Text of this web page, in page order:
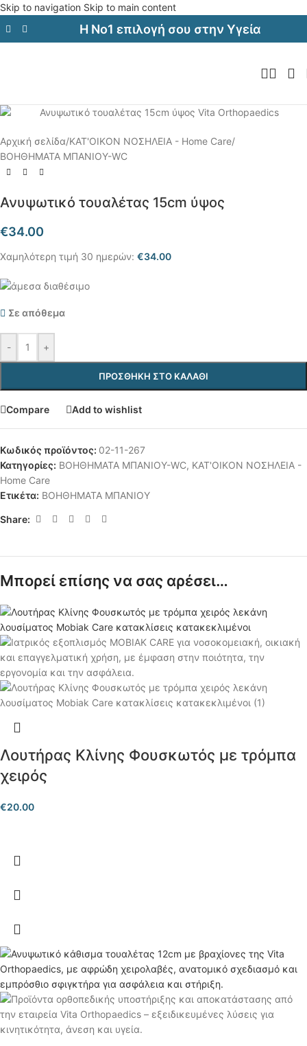
Skip to navigation Skip to main content
Η Νο1 επιλογή σου στην Υγεία
Αρχική σελίδα/ΚΑΤ'ΟΙΚΟΝ ΝΟΣΗΛΕΙΑ - Home Care/
ΒΟΗΘΗΜΑΤΑ ΜΠΑΝΙΟΥ-WC
Ανυψωτικό τουαλέτας 15cm ύψος
€34.00
Χαμηλότερη τιμή 30 ημερών: €34.00
Σε απόθεμα
- +
ΠΡΟΣΘΉΚΗ ΣΤΟ ΚΑΛΆΘΙ
Compare Add to wishlist
Κωδικός προϊόντος: 02-11-267
Κατηγορίες: ΒΟΗΘΗΜΑΤΑ ΜΠΑΝΙΟΥ-WC, ΚΑΤ'ΟΙΚΟΝ ΝΟΣΗΛΕΙΑ -
Home Care
Ετικέτα: ΒΟΗΘΗΜΑΤΑ ΜΠΑΝΙΟΥ
Share:
Μπορεί επίσης να σας αρέσει…
Λουτήρας Κλίνης Φουσκωτός με τρόμπα
χειρός
€20.00